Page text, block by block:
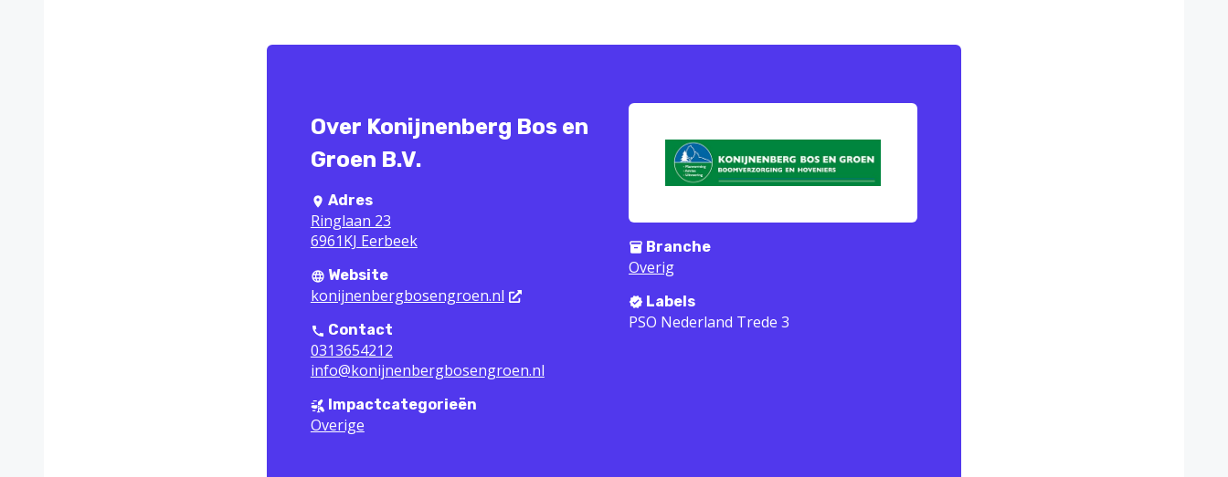
Over Konijnenberg Bos en
Groen B.V.
Adres
Ringlaan 23
6961KJ Eerbeek
Website
konijnenbergbosengroen.nl
Contact
0313654212
info@konijnenbergbosengroen.nl
Impactcategorieën
Overige
Branche
Overig
Labels
PSO Nederland Trede 3